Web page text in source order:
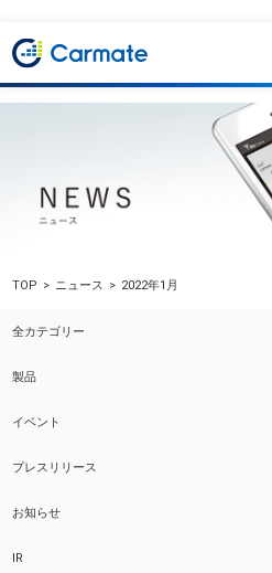
TOP ニュース 2022年1月
全カテゴリー
製品
イベント
プレスリリース
お知らせ
IR